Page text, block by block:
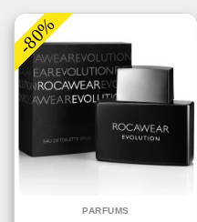
-80%
PARFUMS